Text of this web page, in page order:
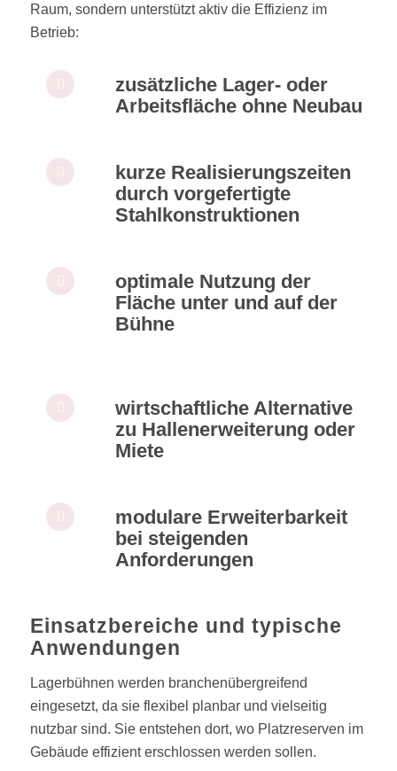
Raum, sondern unterstützt aktiv die Effizienz im
Betrieb:
zusätzliche Lager- oder
Arbeitsfläche ohne Neubau
kurze Realisierungszeiten
durch vorgefertigte
Stahlkonstruktionen
optimale Nutzung der
Fläche unter und auf der
Bühne
wirtschaftliche Alternative
zu Hallenerweiterung oder
Miete
modulare Erweiterbarkeit
bei steigenden
Anforderungen
Einsatzbereiche und typische
Anwendungen
Lagerbühnen werden branchenübergreifend
eingesetzt, da sie flexibel planbar und vielseitig
nutzbar sind. Sie entstehen dort, wo Platzreserven im
Gebäude effizient erschlossen werden sollen.